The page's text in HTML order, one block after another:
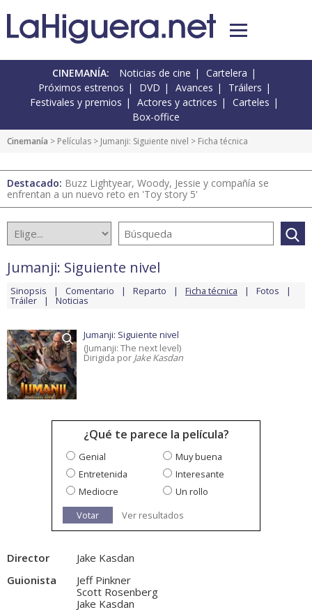
CINEMANÍA: Noticias de cine
Cartelera
Próximos estrenos
DVD Avances
Tráilers
Festivales y premios
Actores y actrices
Carteles
Box-office
Cinemanía > Películas > Jumanji: Siguiente nivel > Ficha técnica
Destacado: Buzz Lightyear, Woody, Jessie y compañía se
enfrentan a un nuevo reto en 'Toy story 5'
Jumanji: Siguiente nivel
Sinopsis Comentario Reparto Ficha técnica Fotos
Tráiler Noticias
Jumanji: Siguiente nivel
(Jumanji: The next level)
Dirigida por Jake Kasdan
¿Qué te parece la película?
Genial
Muy buena
Entretenida
Interesante
Mediocre
Un rollo
Votar
Ver resultados
Director
Jake Kasdan
Guionista
Jeff Pinkner
Scott Rosenberg
Jake Kasdan